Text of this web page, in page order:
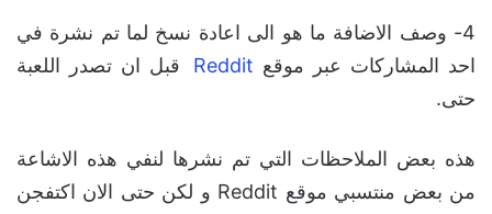
4- وصف الاضافة ما هو الى اعادة نسخ لما تم نشرة في
احد المشاركات عبر موقع Reddit
قبل ان تصدر اللعبة
حتى.
هذه بعض الملاحظات التي تم نشرها لنفي هذه الاشاعة
من بعض منتسبي موقع Reddit و لكن حتى الان اكتفجن